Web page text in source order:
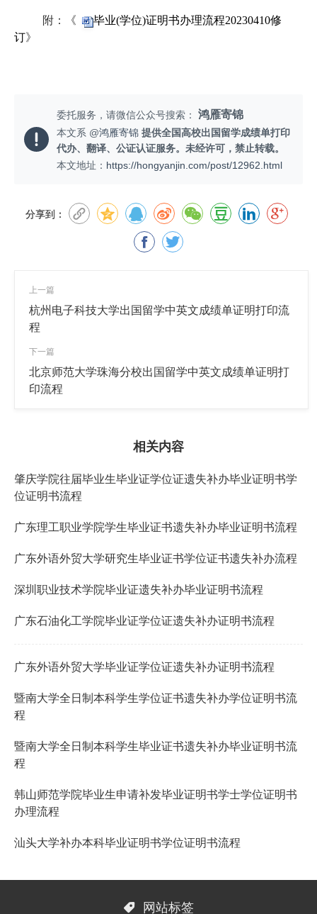
附：《
毕业(学位)证明书办理流程20230410修
订》
委托服务，请微信公众号搜索： 鸿雁寄锦
本文系 @鸿雁寄锦 提供全国高校出国留学成绩单打印
代办、翻译、公证认证服务。未经许可，禁止转载。
本文地址： https://hongyanjin.com/post/12962.html
分享到：
上一篇
杭州电子科技大学出国留学中英文成绩单证明打印流
程
下一篇
北京师范大学珠海分校出国留学中英文成绩单证明打
印流程
相关内容
肇庆学院往届毕业生毕业证学位证遗失补办毕业证明书学
位证明书流程
广东理工职业学院学生毕业证书遗失补办毕业证明书流程
广东外语外贸大学研究生毕业证书学位证书遗失补办流程
深圳职业技术学院毕业证遗失补办毕业证明书流程
广东石油化工学院毕业证学位证遗失补办证明书流程
广东外语外贸大学毕业证学位证遗失补办证明书流程
暨南大学全日制本科学生学位证书遗失补办学位证明书流
程
暨南大学全日制本科学生毕业证书遗失补办毕业证明书流
程
韩山师范学院毕业生申请补发毕业证明书学士学位证明书
办理流程
汕头大学补办本科毕业证明书学位证明书流程
 网站标签